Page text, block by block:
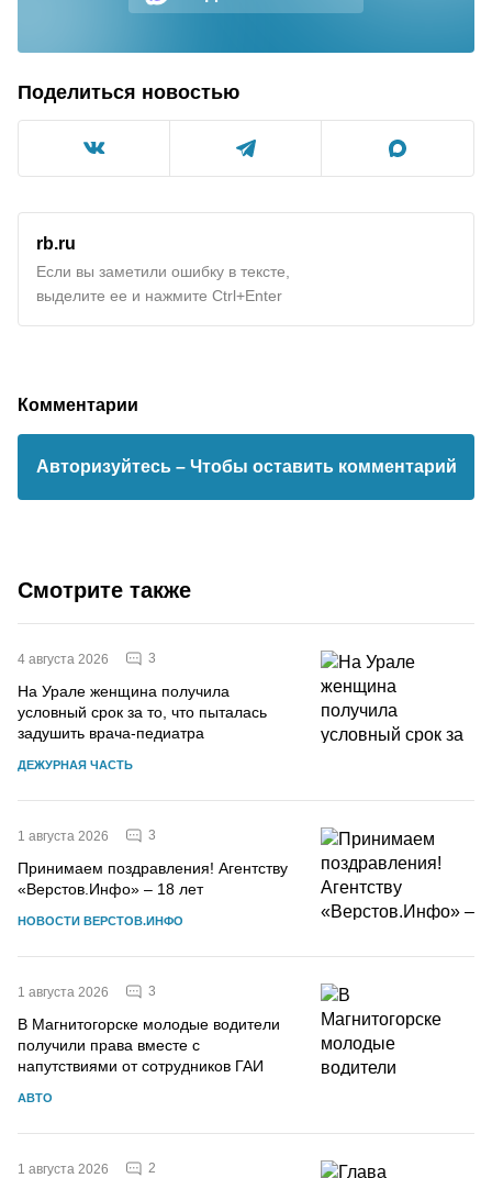
Поделиться новостью
rb.ru
Если вы заметили ошибку в тексте,
выделите ее и нажмите Ctrl+Enter
Комментарии
Авторизуйтесь – Чтобы оставить комментарий
Смотрите также
4 августа 2026 3
На Урале женщина получила
условный срок за то, что пыталась
задушить врача-педиатра
ДЕЖУРНАЯ ЧАСТЬ
1 августа 2026 3
Принимаем поздравления! Агентству
«Верстов.Инфо» – 18 лет
НОВОСТИ ВЕРСТОВ.ИНФО
1 августа 2026 3
В Магнитогорске молодые водители
получили права вместе с
напутствиями от сотрудников ГАИ
АВТО
1 августа 2026 2